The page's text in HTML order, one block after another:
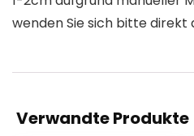
wenden Sie sich bitte direkt
Verwandte Produkte